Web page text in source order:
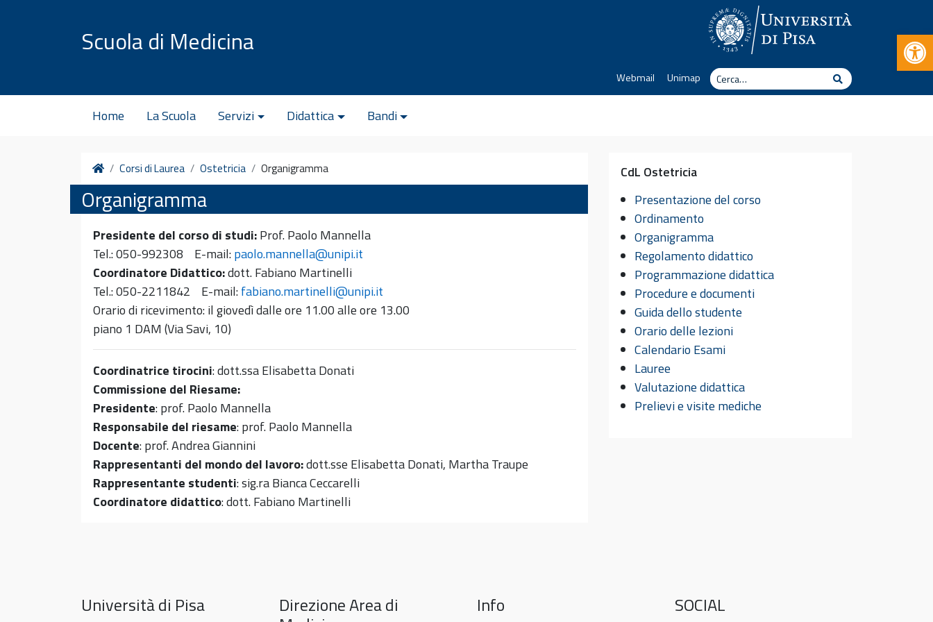
Scuola di Medicina
Webmail Unimap
Cerca
Cerca
Home La Scuola Servizi Didattica Bandi
HomeCorsi di Laurea Ostetricia Organigramma
Organigramma
Presidente del corso di studi:Prof. Paolo Mannella
Tel.: 050-992308 E-mail:paolo.mannella@unipi.it
Coordinatore Didattico:dott. Fabiano Martinelli
Tel.: 050-2211842 E-mail:fabiano.martinelli@unipi.it
Orario di ricevimento: il giovedì dalle ore 11.00 alle ore 13.00
piano 1 DAM (Via Savi, 10)
Coordinatrice tirocini: dott.ssa Elisabetta Donati
Commissione del Riesame:
Presidente: prof. Paolo Mannella
Responsabile del riesame: prof. Paolo Mannella
Docente: prof. Andrea Giannini
Rappresentanti del mondo del lavoro:dott.sse Elisabetta Donati, Martha Traupe
Rappresentante studenti: sig.ra Bianca Ceccarelli
Coordinatore didattico: dott. Fabiano Martinelli
CdL Ostetricia
Presentazione del corso
Ordinamento
Organigramma
Regolamento didattico
Programmazione didattica
Procedure e documenti
Guida dello studente
Orario delle lezioni
Calendario Esami
Lauree
Valutazione didattica
Prelievi e visite mediche
Università di Pisa Direzione Area di Info SOCIAL